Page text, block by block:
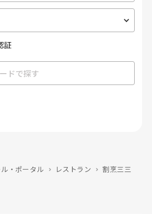
証
・ポータル レストラン
割烹三三